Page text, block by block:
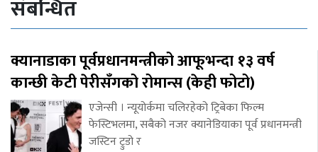
संबन्धित
क्यानाडाका पूर्वप्रधानमन्त्रीको आफूभन्दा १३ वर्ष
कान्छी केटी पेरीसँगको रोमान्स (केही फोटो)
एजेन्सी । न्यूयोर्कमा चलिरहेको ट्रिबेका फिल्म
फेस्टिभलमा, सबैको नजर क्यानेडियाका पूर्व प्रधानमन्त्री
जस्टिन ट्रुडो र